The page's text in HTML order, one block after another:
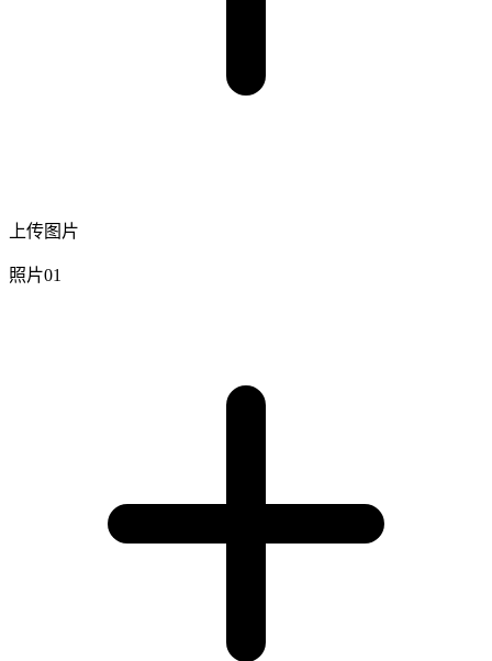
上传图片
照片01